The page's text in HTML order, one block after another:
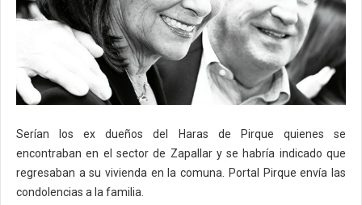
Serían los ex dueños del Haras de Pirque quienes se
encontraban en el sector de Zapallar y se habría indicado que
regresaban a su vivienda en la comuna. Portal Pirque envía las
condolencias a la familia.